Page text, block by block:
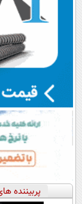
پربیننده